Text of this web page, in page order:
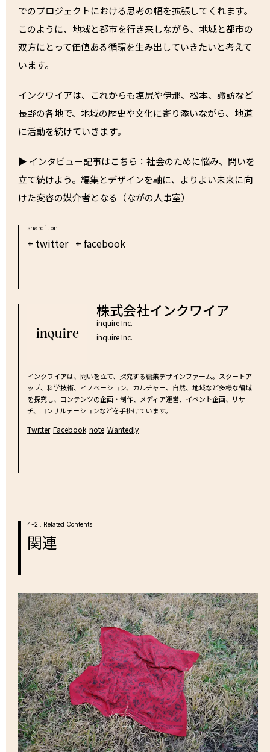
でのプロジェクトにおける思考の幅を拡張してくれます。
このように、地域と都市を行き来しながら、地域と都市の
双方にとって価値ある循環を生み出していきたいと考えて
います。
インクワイアは、これからも塩尻や伊那、松本、諏訪など
長野の各地で、地域の歴史や文化に寄り添いながら、地道
に活動を続けていきます。
▶ インタビュー記事はこちら： 社会のために悩み、問いを
立て続けよう。編集とデザインを軸に、よりよい未来に向
けた変容の媒介者となる（ながの人事室）
share it on
+ twitter + facebook
株式会社インクワイア
inquire Inc.
inquire Inc.
インクワイアは、問いを立て、探究する編集デザインファーム。スタートア
ップ、科学技術、イノベーション、カルチャー、自然、地域など多様な領域
を探究し、コンテンツの企画・制作、メディア運営、イベント企画、リサー
チ、コンサルテーションなどを手掛けています。
Twitter Facebook note Wantedly
4-2 . Related Contents
関連